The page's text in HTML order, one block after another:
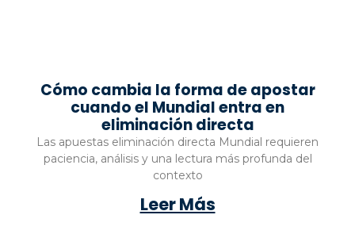
Cómo cambia la forma de apostar
cuando el Mundial entra en
eliminación directa
Las apuestas eliminación directa Mundial requieren
paciencia, análisis y una lectura más profunda del
contexto
Leer Más